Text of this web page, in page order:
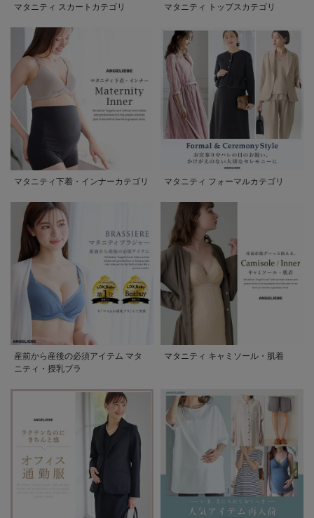
マタニティ スカートカテゴリ マタニティ トップスカテゴリ
マタニティ下着・インナーカテゴリ マタニティ フォーマルカテゴリ
産前から産後の必須アイテム マタ
ニティ・授乳ブラ
マタニティ キャミソール・肌着